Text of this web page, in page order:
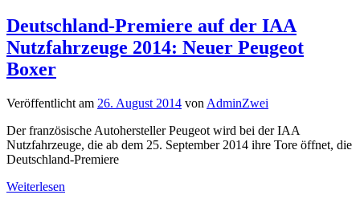
Deutschland-Premiere auf der IAA
Nutzfahrzeuge 2014: Neuer Peugeot
Boxer
Veröffentlicht am 26. August 2014 von AdminZwei
Der französische Autohersteller Peugeot wird bei der IAA
Nutzfahrzeuge, die ab dem 25. September 2014 ihre Tore öffnet, die
Deutschland-Premiere
Weiterlesen